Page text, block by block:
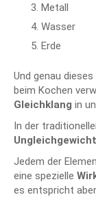
Metall
Wasser
Erde
Und genau
beim Kochen
Gleichklang in
In der
Ungleichgewicht
Jedem der
eine spezielle
es entspricht